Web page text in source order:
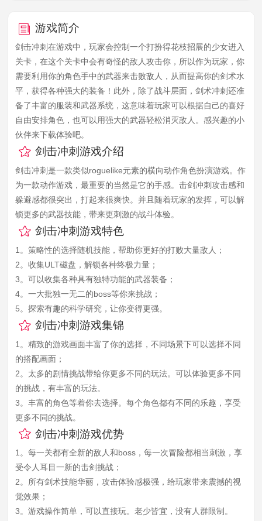
游戏简介
剑击冲刺在游戏中，玩家会控制一个打扮得花枝招展的少女进入
关卡，在这个关卡中会有奇怪的敌人攻击你，所以作为玩家，你
需要利用你的角色手中的武器来击败敌人，从而提高你的剑术水
平，获得各种强大的装备！此外，除了战斗层面，剑术冲刺还准
备了丰富的服装和武器系统，这意味着玩家可以根据自己的喜好
自由安排角色，也可以用强大的武器轻松消灭敌人。感兴趣的小
伙伴来下载体验吧。
剑击冲刺游戏介绍
剑击冲刺是一款类似roguelike元素的横向动作角色扮演游戏。作
为一款动作游戏，最重要的当然是它的手感。击剑冲刺攻击感和
躲避感都很突出，打起来很爽快。并且随着玩家的发挥，可以解
锁更多的武器技能，带来更刺激的战斗体验。
剑击冲刺游戏特色
1。策略性的选择随机技能，帮助你更好的打败大量敌人；
2。收集ULT磁盘，解锁各种终极力量；
3。可以收集各种具有独特功能的武器装备；
4。一大批独一无二的boss等你来挑战；
5。探索有趣的科学研究，让你变得更强。
剑击冲刺游戏集锦
1。精致的游戏画面丰富了你的选择，不同场景下可以选择不同
的搭配画面；
2。太多的剧情挑战带给你更多不同的玩法。可以体验更多不同
的挑战，有丰富的玩法。
3。丰富的角色等着你去选择。每个角色都有不同的乐趣，享受
更多不同的挑战。
剑击冲刺游戏优势
1。每一关都有全新的敌人和boss，每一次冒险都相当刺激，享
受令人耳目一新的击剑挑战；
2。所有剑术技能华丽，攻击体验感极强，给玩家带来震撼的视
觉效果；
3。游戏操作简单，可以直接玩。老少皆宜，没有人群限制。